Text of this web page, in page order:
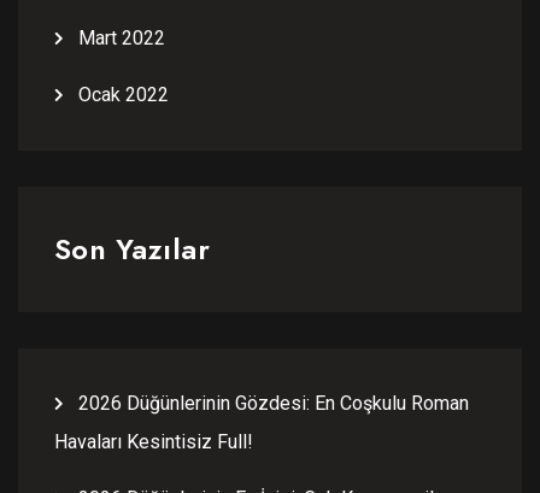
Mart 2022
Ocak 2022
Son Yazılar
2026 Düğünlerinin Gözdesi: En Coşkulu Roman
Havaları Kesintisiz Full!